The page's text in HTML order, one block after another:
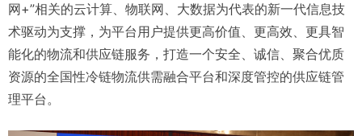
网+”相关的云计算、物联网、大数据为代表的新一代信息技
术驱动为支撑，为平台用户提供更高价值、更高效、更具智
能化的物流和供应链服务，打造一个安全、诚信、聚合优质
资源的全国性冷链物流供需融合平台和深度管控的供应链管
理平台。